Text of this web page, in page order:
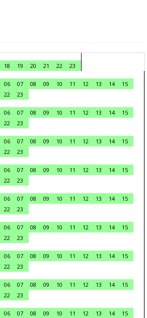
18 19 20 21 22
23
06 07 08 09 10 11 12 13 14
15
22
23
06 07 08 09 10 11 12 13 14
15
22
23
06 07 08 09 10 11 12 13 14
15
22
23
06 07 08 09 10 11 12 13 14
15
22
23
06 07 08 09 10 11 12 13 14
15
22
23
06 07 08 09 10 11 12 13 14
15
22
23
06 07 08 09 10 11 12 13 14
15
22
23
06 07 08 09 10 11 12 13 14
15
22
23
06 07 08 09 10 11 12 13 14 15